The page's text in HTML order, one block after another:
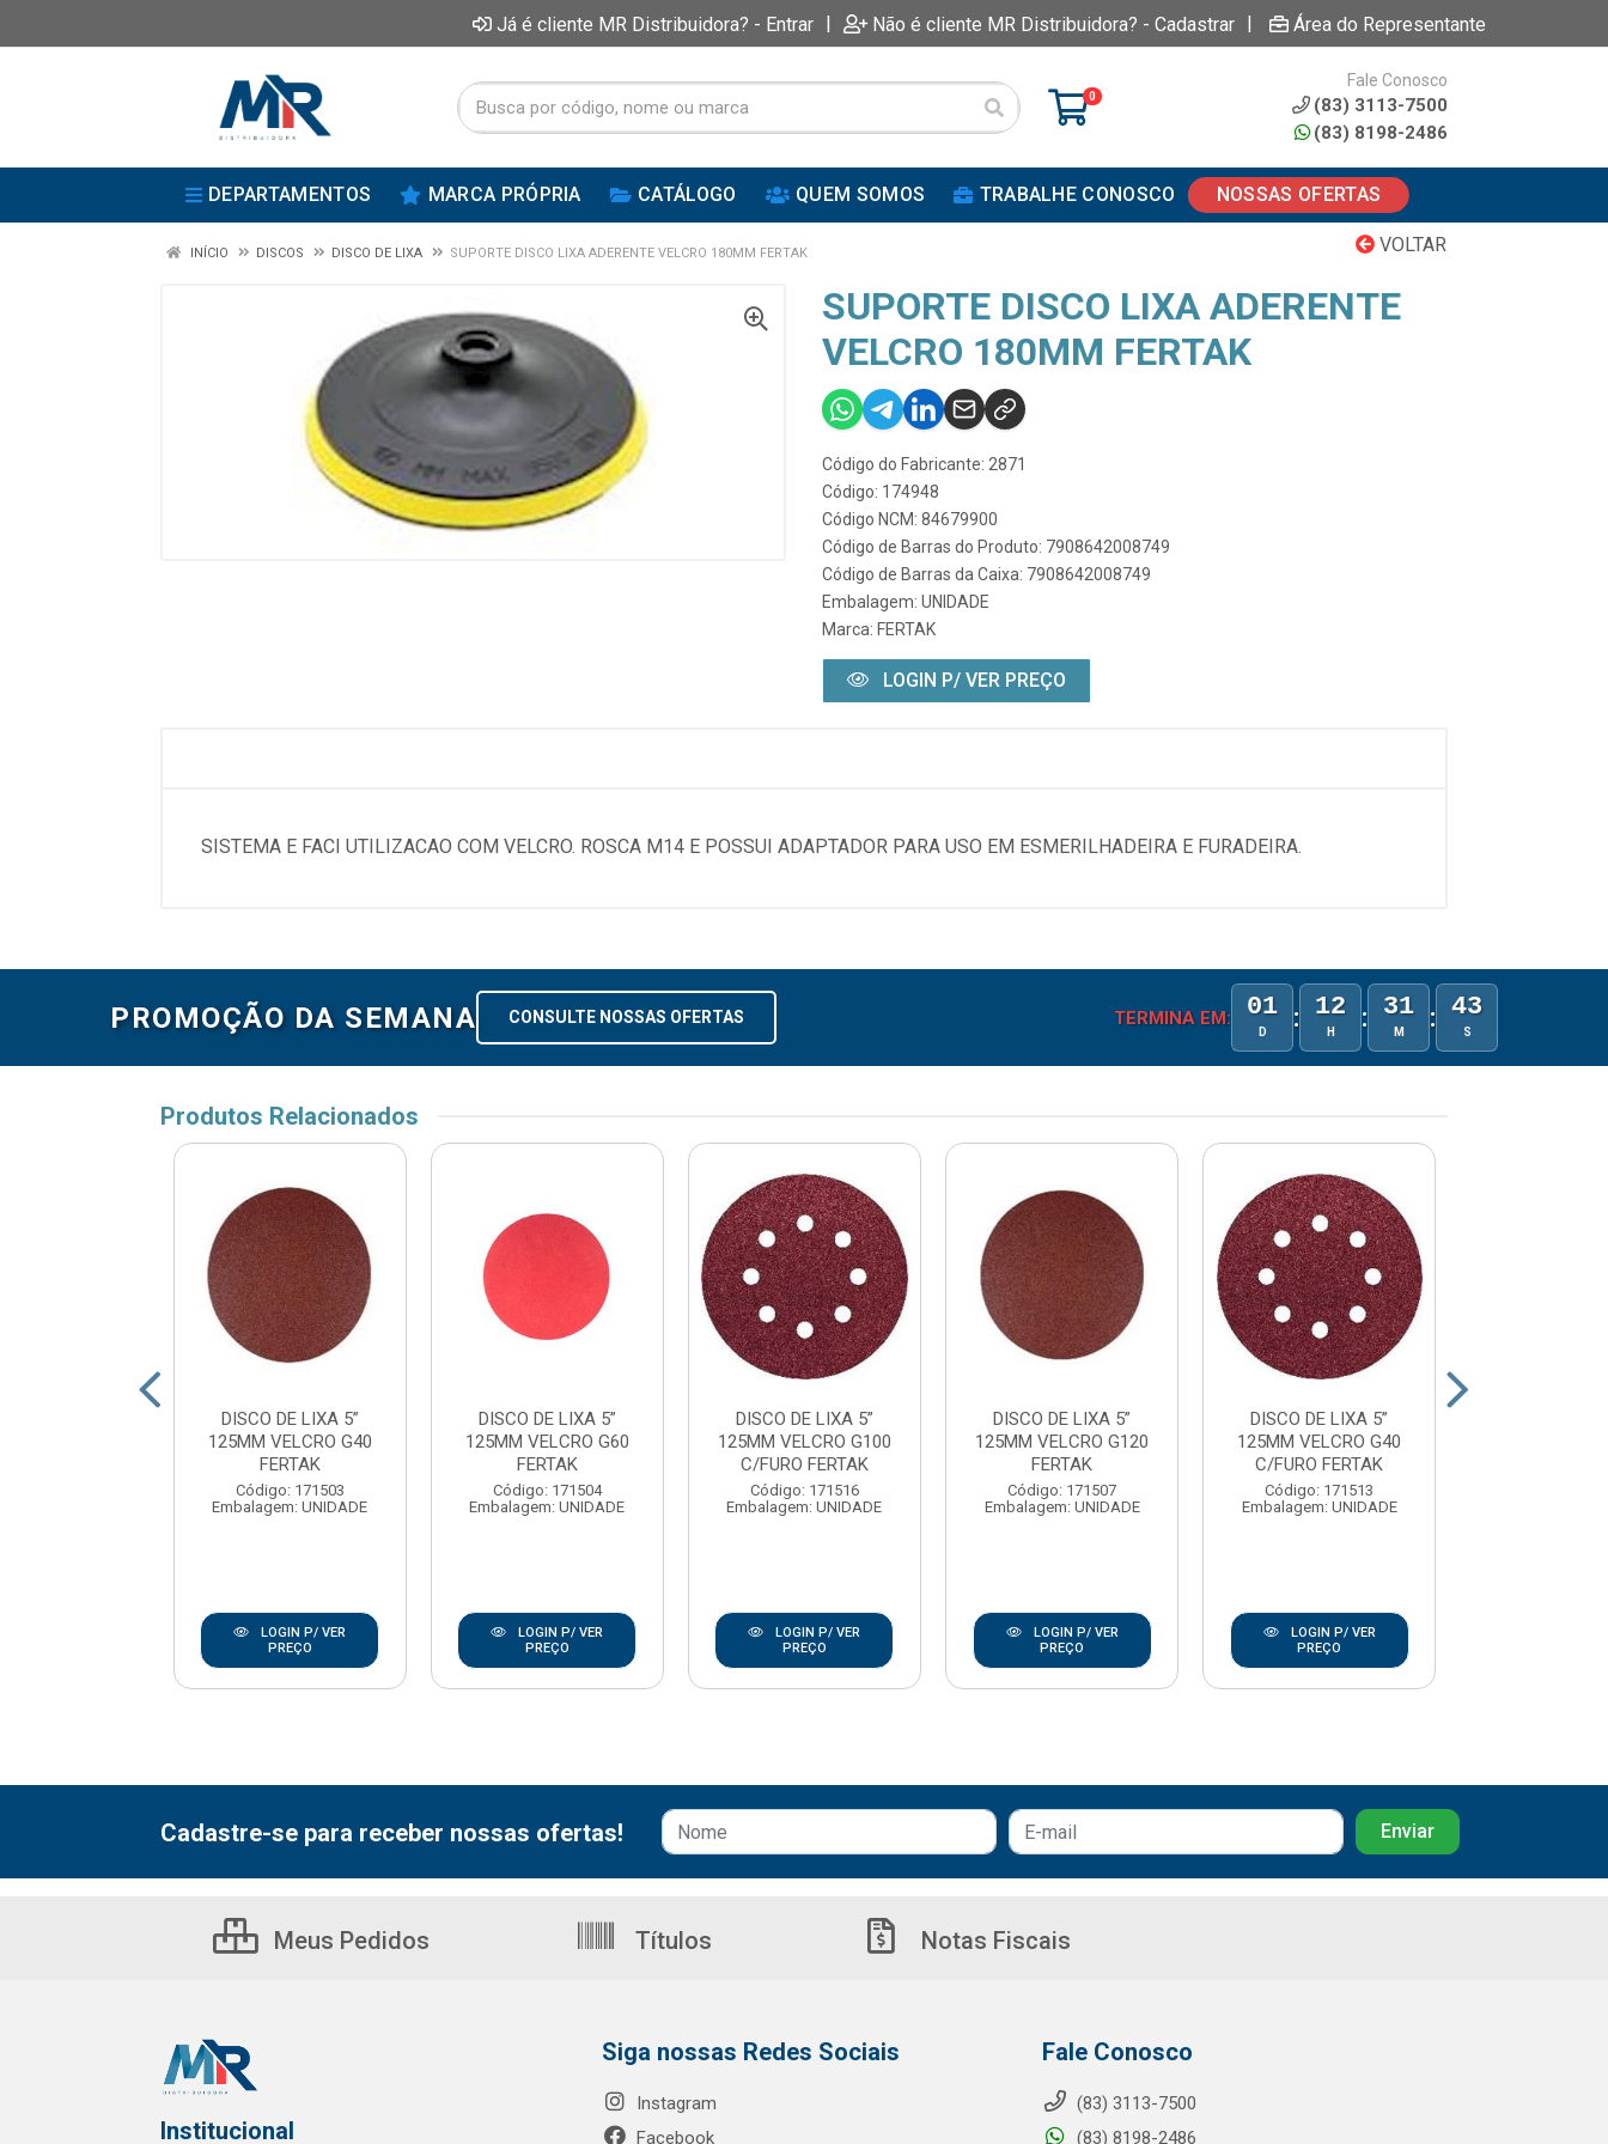
Já é cliente MR Distribuidora? - Entrar | Não é cliente MR Distribuidora? - Cadastrar | Área do Representante
0
Fale Conosco
(83) 3113-7500
(83) 8198-2486
DEPARTAMENTOS MARCA PRÓPRIA CATÁLOGO QUEM SOMOS TRABALHE CONOSCO NOSSAS OFERTAS
VOLTAR
INÍCIO DISCOS DISCO DE LIXA SUPORTE DISCO LIXA ADERENTE VELCRO 180MM FERTAK
SUPORTE DISCO LIXA ADERENTE
VELCRO 180MM FERTAK
Código do Fabricante: 2871
Código: 174948
Código NCM: 84679900
Código de Barras do Produto: 7908642008749
Código de Barras da Caixa: 7908642008749
Embalagem: UNIDADE
Marca: FERTAK
LOGIN P/ VER PREÇO
SISTEMA E FACI UTILIZACAO COM VELCRO. ROSCA M14 E POSSUI ADAPTADOR PARA USO EM ESMERILHADEIRA E FURADEIRA.
PROMOÇÃO DA SEMANA CONSULTE NOSSAS OFERTAS TERMINA EM: 01
D : 12
H : 31
M : 43
S
Produtos Relacionados
DISCO DE LIXA 5”
125MM VELCRO G40
FERTAK
Código: 171503
Embalagem: UNIDADE
LOGIN P/ VER
PREÇO
DISCO DE LIXA 5”
125MM VELCRO G60
FERTAK
Código: 171504
Embalagem: UNIDADE
LOGIN P/ VER
PREÇO
DISCO DE LIXA 5”
125MM VELCRO G100
C/FURO FERTAK
Código: 171516
Embalagem: UNIDADE
LOGIN P/ VER
PREÇO
DISCO DE LIXA 5”
125MM VELCRO G120
FERTAK
Código: 171507
Embalagem: UNIDADE
LOGIN P/ VER
PREÇO
DISCO DE LIXA 5”
125MM VELCRO G40
C/FURO FERTAK
Código: 171513
Embalagem: UNIDADE
LOGIN P/ VER
PREÇO
Cadastre-se para receber nossas ofertas!
Meus Pedidos Títulos Notas Fiscais
Institucional
Siga nossas Redes Sociais
Instagram
Facebook
Fale Conosco
(83) 3113-7500
(83) 8198-2486